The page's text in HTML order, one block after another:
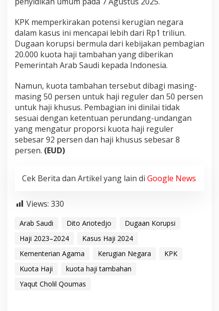
KPK memperkirakan potensi kerugian negara
dalam kasus ini mencapai lebih dari Rp1 triliun.
Dugaan korupsi bermula dari kebijakan pembagian
20.000 kuota haji tambahan yang diberikan
Pemerintah Arab Saudi kepada Indonesia.
Namun, kuota tambahan tersebut dibagi masing-
masing 50 persen untuk haji reguler dan 50 persen
untuk haji khusus. Pembagian ini dinilai tidak
sesuai dengan ketentuan perundang-undangan
yang mengatur proporsi kuota haji reguler
sebesar 92 persen dan haji khusus sebesar 8
persen. (EUD)
Cek Berita dan Artikel yang lain di Google News
Views: 330
Arab Saudi Dito Ariotedjo
Dugaan Korupsi
Haji 2023–2024
Kasus Haji 2024
Kementerian Agama
Kerugian Negara
KPK
Kuota Haji
kuota haji tambahan
Yaqut Cholil Qoumas